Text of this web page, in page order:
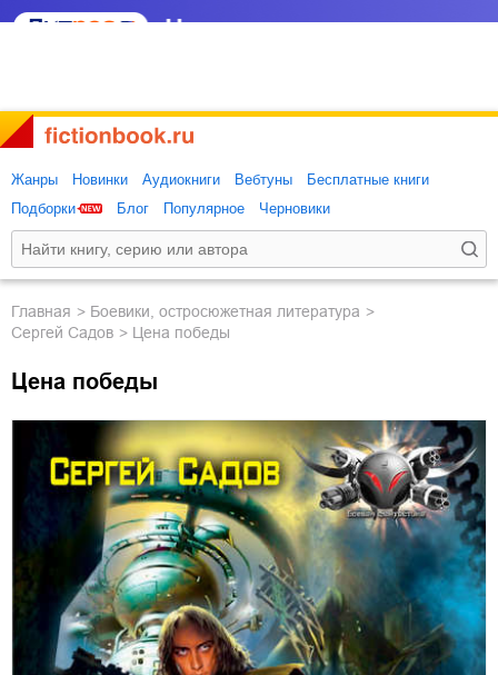
Жанры Новинки Аудиокниги Вебтуны
Бесплатные книги
Подборки
Блог Популярное Черновики
Главная
боевики, остросюжетная литература
Сергей Садов
Цена победы
Цена победы